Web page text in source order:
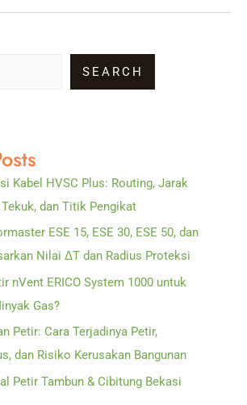
SEARCH
Kabel HVSC Plus: Routing, Jarak
dan Titik Pengikat
ESE 15, ESE 30, ESE 50, dan
Nilai ΔT dan Radius Proteksi
nVent ERICO System 1000 untuk
Gas?
Petir: Cara Terjadinya Petir,
dan Risiko Kerusakan Bangunan
Petir Tambun & Cibitung Bekasi